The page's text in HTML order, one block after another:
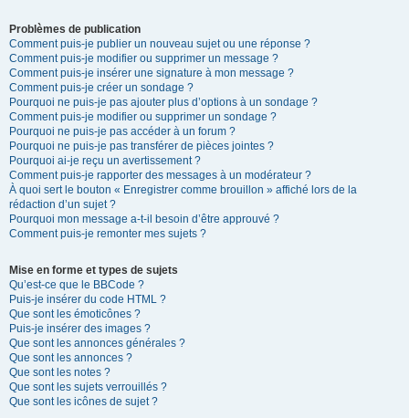
Problèmes de publication
Comment puis-je publier un nouveau sujet ou une réponse ?
Comment puis-je modifier ou supprimer un message ?
Comment puis-je insérer une signature à mon message ?
Comment puis-je créer un sondage ?
Pourquoi ne puis-je pas ajouter plus d’options à un sondage ?
Comment puis-je modifier ou supprimer un sondage ?
Pourquoi ne puis-je pas accéder à un forum ?
Pourquoi ne puis-je pas transférer de pièces jointes ?
Pourquoi ai-je reçu un avertissement ?
Comment puis-je rapporter des messages à un modérateur ?
À quoi sert le bouton « Enregistrer comme brouillon » affiché lors de la
rédaction d’un sujet ?
Pourquoi mon message a-t-il besoin d’être approuvé ?
Comment puis-je remonter mes sujets ?
Mise en forme et types de sujets
Qu’est-ce que le BBCode ?
Puis-je insérer du code HTML ?
Que sont les émoticônes ?
Puis-je insérer des images ?
Que sont les annonces générales ?
Que sont les annonces ?
Que sont les notes ?
Que sont les sujets verrouillés ?
Que sont les icônes de sujet ?